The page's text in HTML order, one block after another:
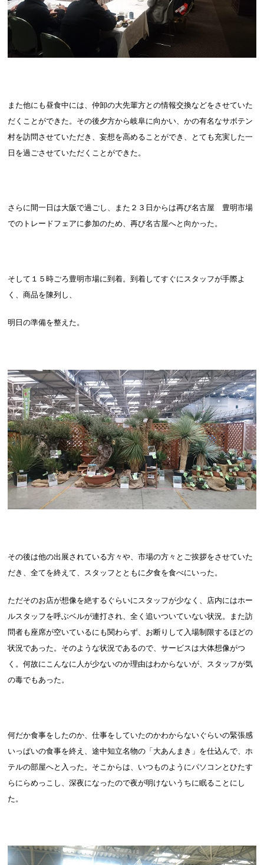
また他にも昼食中には、仲卸の大先輩方との情報交換などをさせていた
だくことができた。その後夕方から岐阜に向かい、かの有名なサボテン
村を訪問させていただき、妄想を高めることができ、とても充実した一
日を過ごさせていただくことができた。
さらに間一日は大阪で過ごし、また２３日からは再び名古屋 豊明市場
でのトレードフェアに参加のため、再び名古屋へと向かった。
そして１５時ごろ豊明市場に到着。到着してすぐにスタッフが手際よ
く、商品を陳列し、
明日の準備を整えた。
その後は他の出展されている方々や、市場の方々とご挨拶をさせていた
だき、全てを終えて、スタッフとともに夕食を食べにいった。
ただそのお店が想像を絶するぐらいにスタッフが少なく、店内にはホー
ルスタッフを呼ぶベルが連打され、全く追いついていない状況。また訪
問者も座席が空いているにも関わらず、お断りして入場制限するほどの
状況であった。そのような状況であるので、サービスは大体想像がつ
く。何故にこんなに人が少ないのか理由はわからないが、スタッフが気
の毒でもあった。
何だか食事をしたのか、仕事をしていたのかわからないぐらいの緊張感
いっぱいの食事を終え、途中知立名物の「大あんまき」を仕込んで、ホ
テルの部屋へと入った。そこからは、いつものようにパソコンとひたす
らにらめっこし、深夜になったので夜が明けないうちに眠ることにし
た。